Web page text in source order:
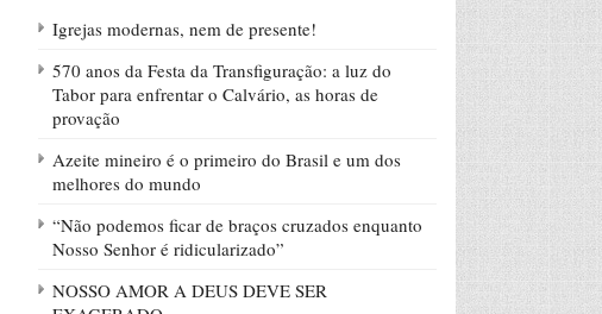
Igrejas modernas, nem de presente!
570 anos da Festa da Transfiguração: a luz do
Tabor para enfrentar o Calvário, as horas de
provação
Azeite mineiro é o primeiro do Brasil e um dos
melhores do mundo
“Não podemos ficar de braços cruzados enquanto
Nosso Senhor é ridicularizado”
NOSSO AMOR A DEUS DEVE SER